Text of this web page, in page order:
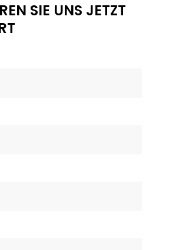
SIE UNS JETZT